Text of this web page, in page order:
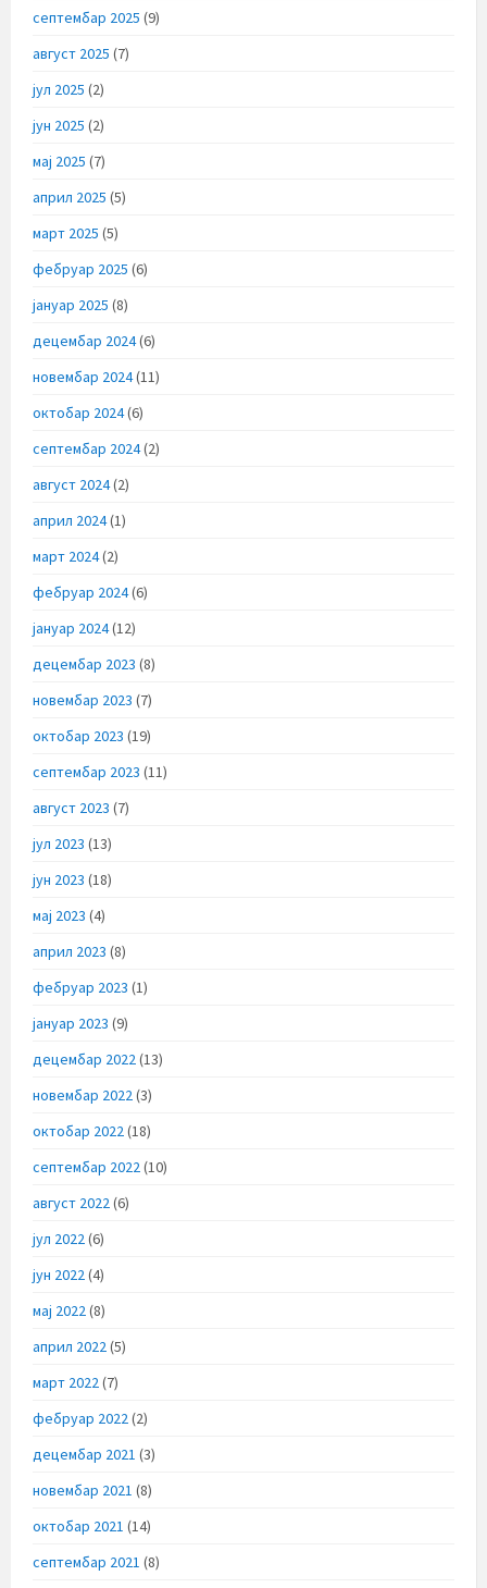
септембар 2025 (9)
август 2025 (7)
јул 2025 (2)
јун 2025 (2)
мај 2025 (7)
април 2025 (5)
март 2025 (5)
фебруар 2025 (6)
јануар 2025 (8)
децембар 2024(6)
новембар 2024(11)
октобар 2024(6)
септембар 2024(2)
август 2024(2)
април 2024(1)
март 2024(2)
фебруар 2024(6)
јануар 2024(12)
децембар 2023 (8)
новембар 2023 (7)
октобар 2023 (19)
септембар 2023 (11)
август 2023 (7)
јул 2023 (13)
јун 2023 (18)
мај 2023 (4)
април 2023 (8)
фебруар 2023 (1)
јануар 2023 (9)
децембар 2022(13)
новембар 2022(3)
октобар 2022(18)
септембар 2022(10)
август 2022(6)
јул 2022(6)
јун 2022(4)
мај 2022(8)
април 2022(5)
март 2022(7)
фебруар 2022(2)
децембар 2021 (3)
новембар 2021 (8)
октобар 2021 (14)
септембар 2021 (8)